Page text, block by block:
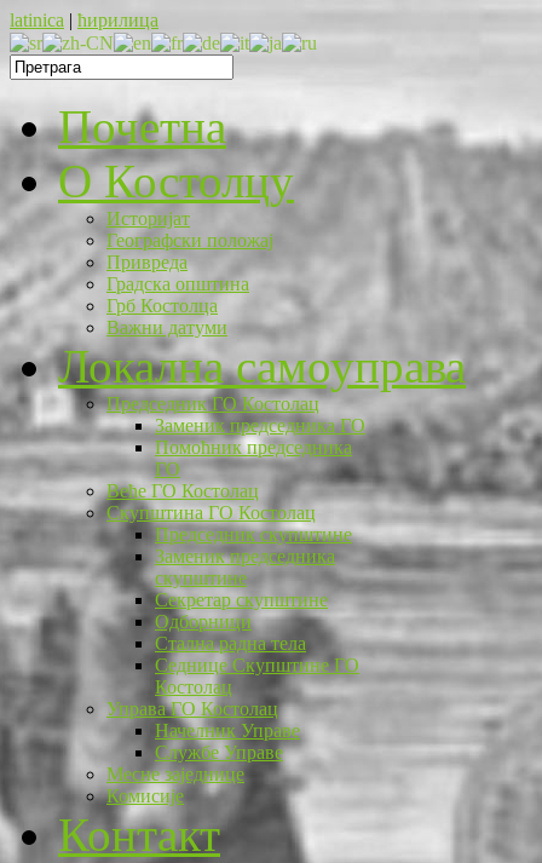
latinica | ћирилица
Почетна
O Костолцу
Историјат
Географски положај
Привреда
Градска општина
Грб Костолца
Важни датуми
Локална самоуправа
Председник ГО Костолац
Заменик председника ГО
Помоћник председника
ГО
Веће ГО Костолац
Скупштина ГО Костолац
Председник скупштине
Заменик председника
скупштине
Секретар скупштине
Одборници
Стална радна тела
Седнице Скупштине ГО
Костолац
Управа ГО Костолац
Начелник Управе
Службе Управе
Месне заједнице
Комисије
Контакт